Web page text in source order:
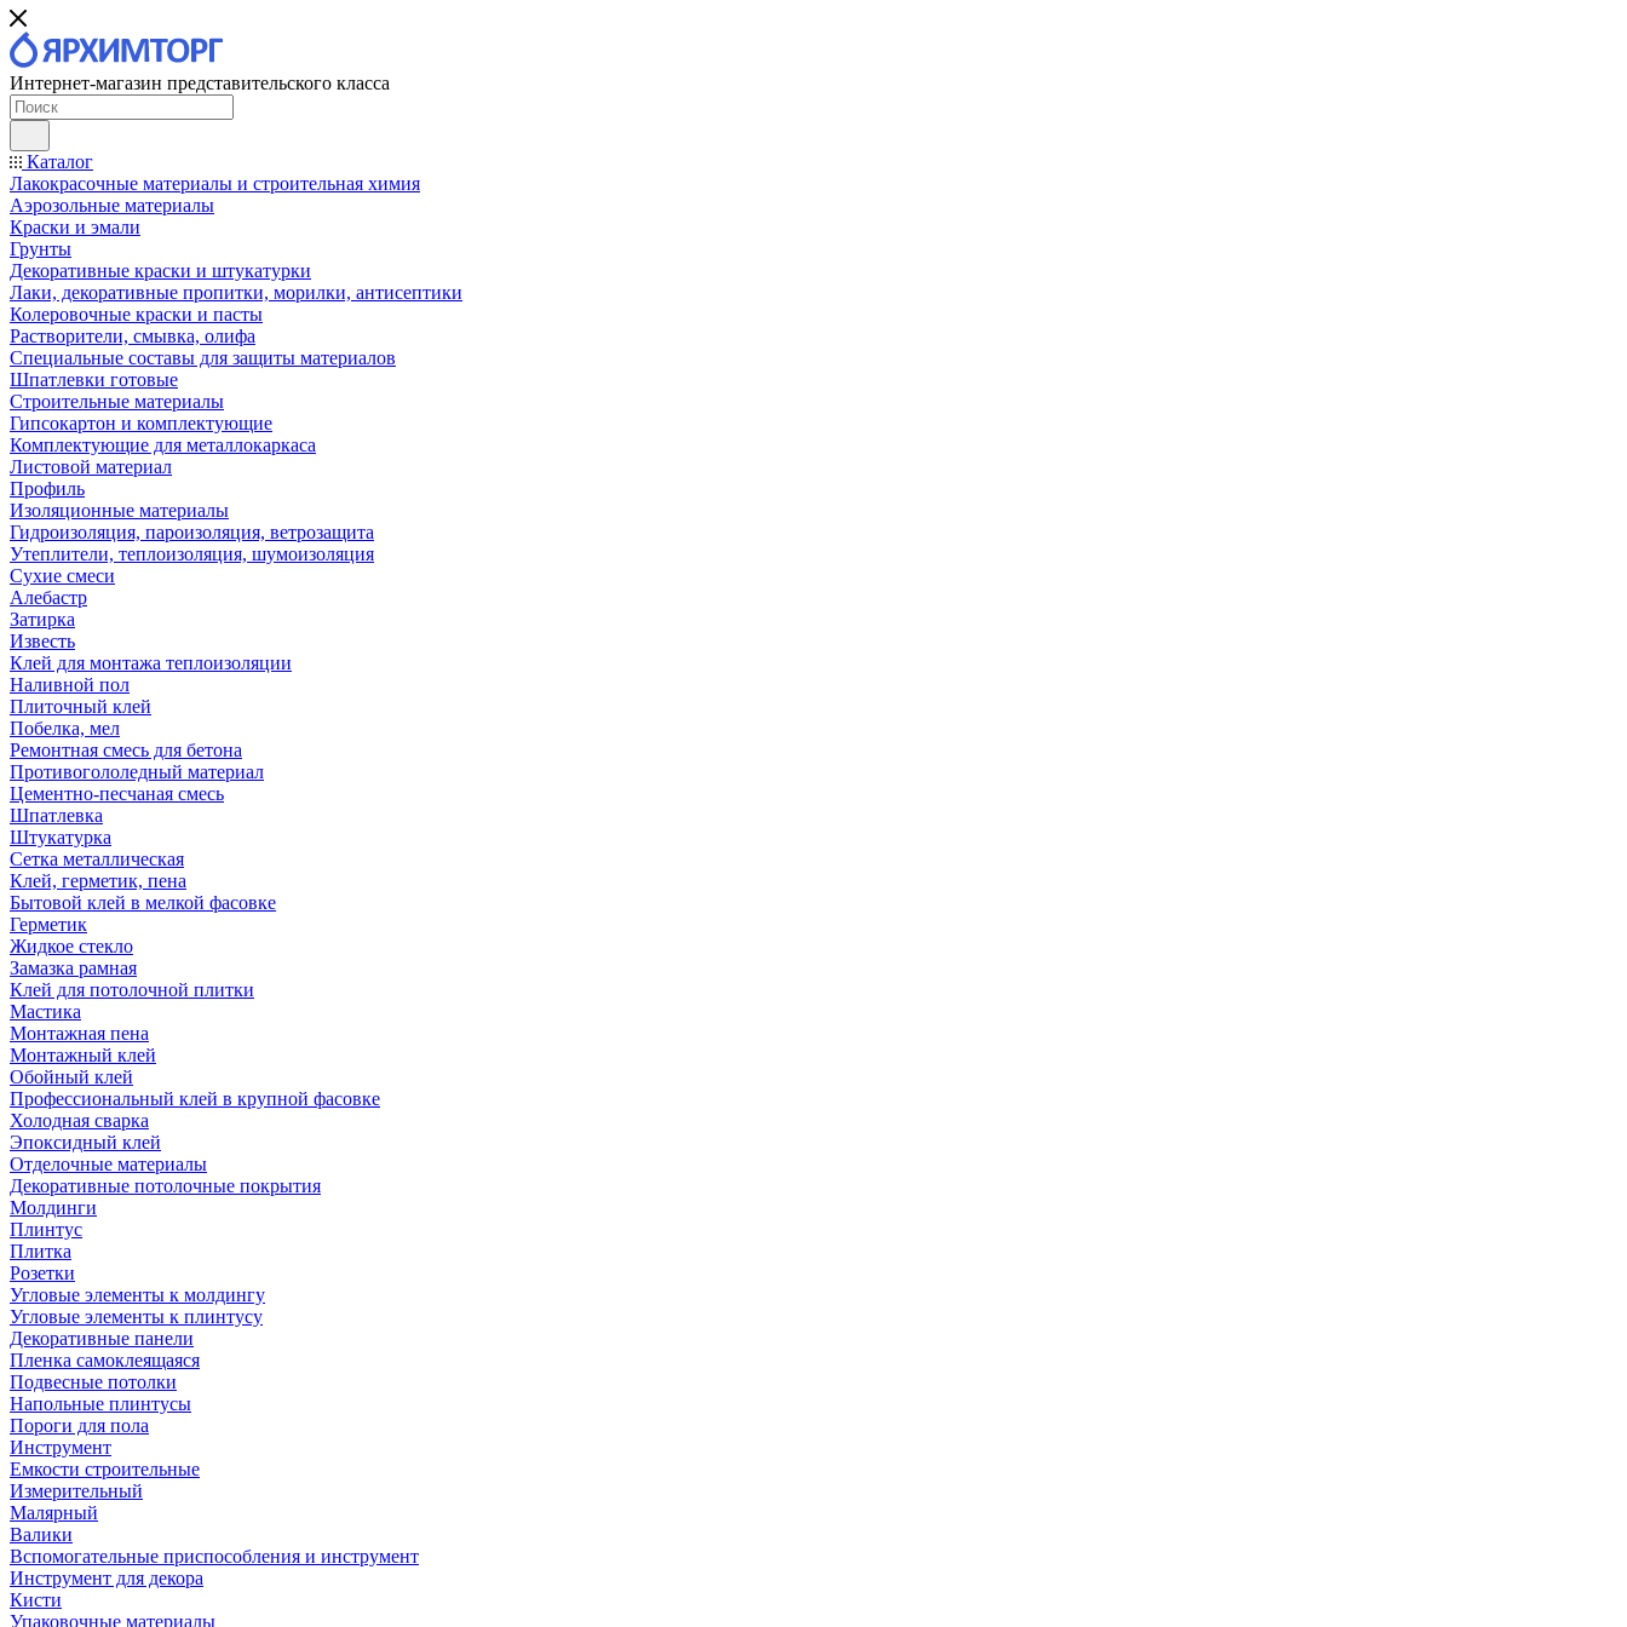
Интернет-магазин представительского класса
Каталог
Лакокрасочные материалы и строительная химия
Аэрозольные материалы
Краски и эмали
Грунты
Декоративные краски и штукатурки
Лаки, декоративные пропитки, морилки, антисептики
Колеровочные краски и пасты
Растворители, смывка, олифа
Специальные составы для защиты материалов
Шпатлевки готовые
Строительные материалы
Гипсокартон и комплектующие
Комплектующие для металлокаркаса
Листовой материал
Профиль
Изоляционные материалы
Гидроизоляция, пароизоляция, ветрозащита
Утеплители, теплоизоляция, шумоизоляция
Сухие смеси
Алебастр
Затирка
Известь
Клей для монтажа теплоизоляции
Наливной пол
Плиточный клей
Побелка, мел
Ремонтная смесь для бетона
Противогололедный материал
Цементно-песчаная смесь
Шпатлевка
Штукатурка
Сетка металлическая
Клей, герметик, пена
Бытовой клей в мелкой фасовке
Герметик
Жидкое стекло
Замазка рамная
Клей для потолочной плитки
Мастика
Монтажная пена
Монтажный клей
Обойный клей
Профессиональный клей в крупной фасовке
Холодная сварка
Эпоксидный клей
Отделочные материалы
Декоративные потолочные покрытия
Молдинги
Плинтус
Плитка
Розетки
Угловые элементы к молдингу
Угловые элементы к плинтусу
Декоративные панели
Пленка самоклеящаяся
Подвесные потолки
Напольные плинтусы
Пороги для пола
Инструмент
Емкости строительные
Измерительный
Малярный
Валики
Вспомогательные приспособления и инструмент
Инструмент для декора
Кисти
Упаковочные материалы